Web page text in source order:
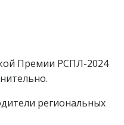
Премии РСПЛ-2024
региональных